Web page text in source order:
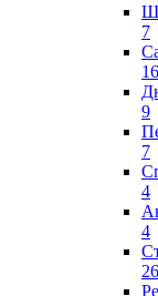
7
16
9
7
4
4